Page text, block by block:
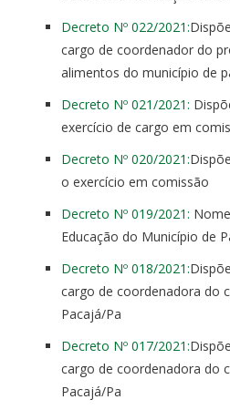
Decreto Nº 022/2021:
cargo de coordenador do
alimentos do município de
Decreto Nº 021/2021:
exercício de cargo em
Decreto Nº 020/2021:
o exercício em comissão
Decreto Nº 019/2021:
Educação do Município de
Decreto Nº 018/2021:
cargo de coordenadora do
Pacajá/Pa
Decreto Nº 017/2021:
cargo de coordenadora do
Pacajá/Pa